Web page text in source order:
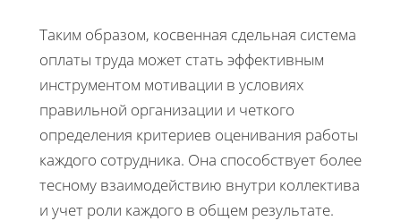
Таким образом, косвенная сдельная система
оплаты труда может стать эффективным
инструментом мотивации в условиях
правильной организации и четкого
определения критериев оценивания работы
каждого сотрудника. Она способствует более
тесному взаимодействию внутри коллектива
и учет роли каждого в общем результате.